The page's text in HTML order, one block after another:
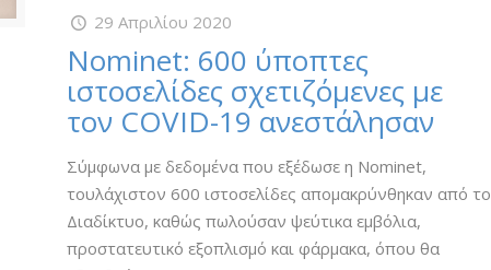
29 Απριλίου 2020
Nominet: 600 ύποπτες
ιστοσελίδες σχετιζόμενες με
τον COVID-19 ανεστάλησαν
Σύμφωνα με δεδομένα που εξέδωσε η Nominet,
τουλάχιστον 600 ιστοσελίδες απομακρύνθηκαν από το
Διαδίκτυο, καθώς πωλούσαν ψεύτικα εμβόλια,
προστατευτικό εξοπλισμό και φάρμακα, όπου θα